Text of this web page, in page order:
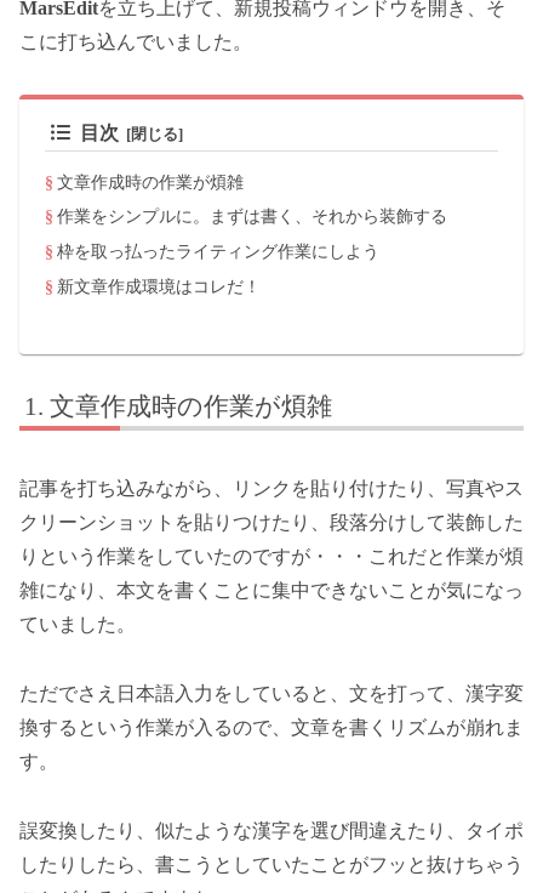
MarsEditを立ち上げて、新規投稿ウィンドウを開き、そ
こに打ち込んでいました。
目次
文章作成時の作業が煩雑
作業をシンプルに。まずは書く、それから装飾する
枠を取っ払ったライティング作業にしよう
新文章作成環境はコレだ！
文章作成時の作業が煩雑
記事を打ち込みながら、リンクを貼り付けたり、写真やス
クリーンショットを貼りつけたり、段落分けして装飾した
りという作業をしていたのですが・・・これだと作業が煩
雑になり、本文を書くことに集中できないことが気になっ
ていました。
ただでさえ日本語入力をしていると、文を打って、漢字変
換するという作業が入るので、文章を書くリズムが崩れま
す。
誤変換したり、似たような漢字を選び間違えたり、タイポ
したりしたら、書こうとしていたことがフッと抜けちゃう